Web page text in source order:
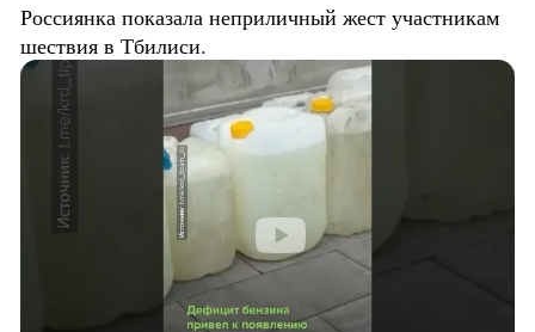
Россиянка показала неприличный жест участникам
шествия в Тбилиси.